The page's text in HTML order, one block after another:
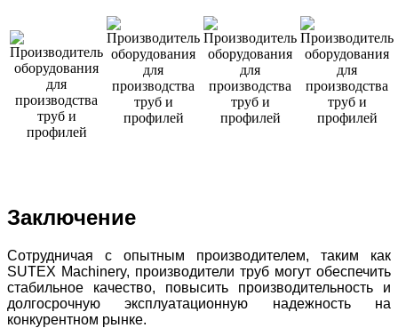
Заключение
Сотрудничая с опытным производителем, таким как
SUTEX Machinery, производители труб могут обеспечить
стабильное качество, повысить производительность и
долгосрочную эксплуатационную надежность на
конкурентном рынке.